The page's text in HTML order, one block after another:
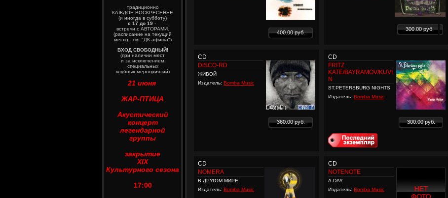
традиционно
КАЖДОЕ ВОСКРЕСЕНЬЕ
(и иногда в субботу)
с 17 до 19 -
встречи с АВТОРАМИ.
(расписание на текущий
месяц - см. "ДК-афиша")
ВХОД СВОБОДНЫЙ!
(при наличии мест
и за исключением
специальных
клубных мероприятий)
21 июня
ЖАР-ПТИЦА
Акустический
концерт
легендарной
группы
закрытие
XIX
Культурного сезона
17:00
400.00 руб.
300.00 руб.
CD
DISCO-RD
ЖИВОЙ
Издатель: Bomba Music
360.00 руб.
CD
FRITZ
KATE/BAYRAMOV/KUVI
N
ST.PETERSBURG NIGHTS
Издатель: Bomba Music
300.00 руб.
CD
NOMERA
В ДРУГОМ МИРЕ
Издатель: Bomba Music
CD
NOTENOTE
A-DAY
Издатель: Bomba Music